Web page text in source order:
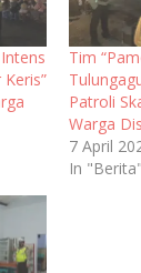
Tim
Patroli
Warga
7 April
In "Berita"